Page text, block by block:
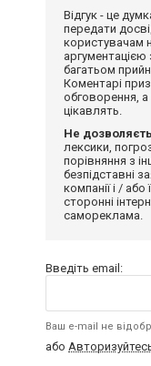
Відгук - це
передати
користувачам
багатьом
Коментарі
обговорення,
цікавлять.
Не
лексики,
порівняння з
безпідставні
компанії і /
сторонні
самореклама.
Введіть email:
Ваш e-mail не
або